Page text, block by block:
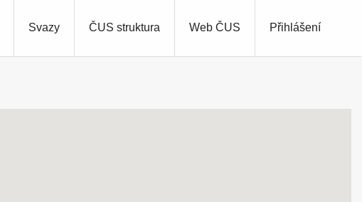
Přihlášení
Svazy ČUS struktura Web ČUS